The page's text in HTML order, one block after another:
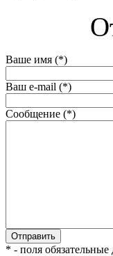
Ваше имя (*)
Ваш e-mail (*)
Сообщение (*)
* - поля обязательные